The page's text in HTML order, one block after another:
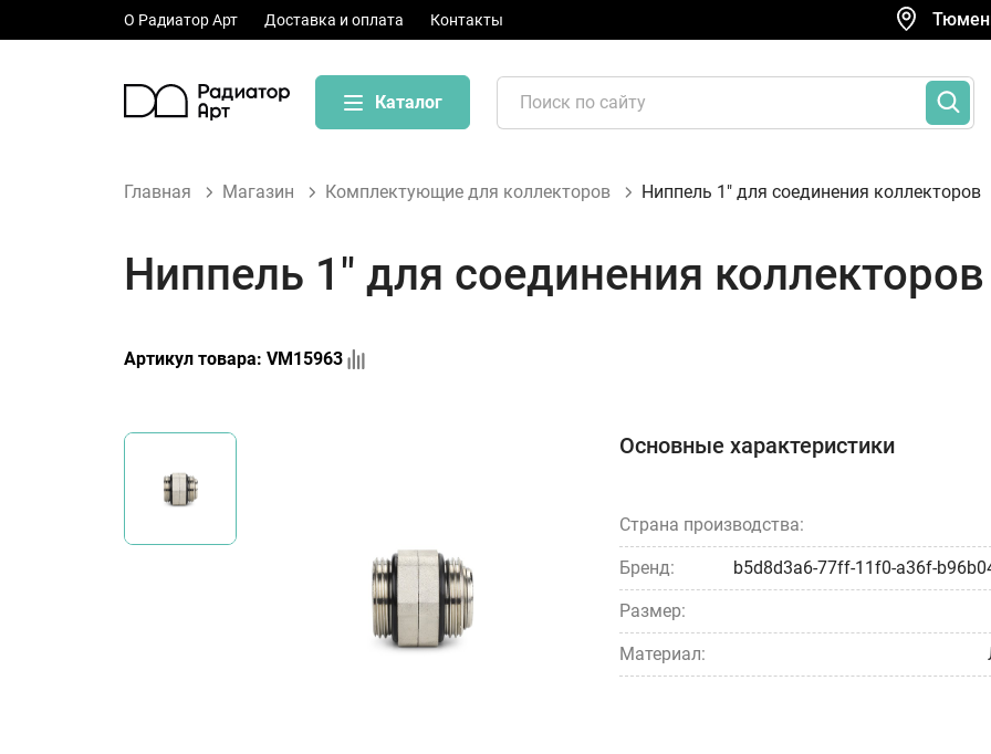
О Радиатор Арт Доставка и оплата Контакты
Каталог
Главная Магазин Комплектующие для коллекторов Ниппель 1" для соединения коллекторов
Ниппель 1" для соединения коллекторов
Артикул товара: VM15963
Основные характеристики
Страна производства:
Бренд: b5d8d3a6-77ff-11f0-a36f-
Размер:
Материал: